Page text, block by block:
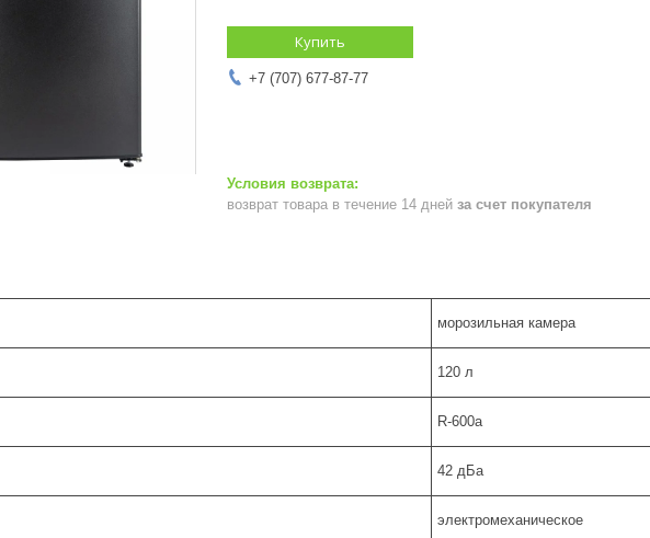
Купить
+7 (707) 677-87-77
возврат товара в течение 14 дней за счет покупателя
морозильная камера
120 л
R-600a
42 дБа
электромеханическое